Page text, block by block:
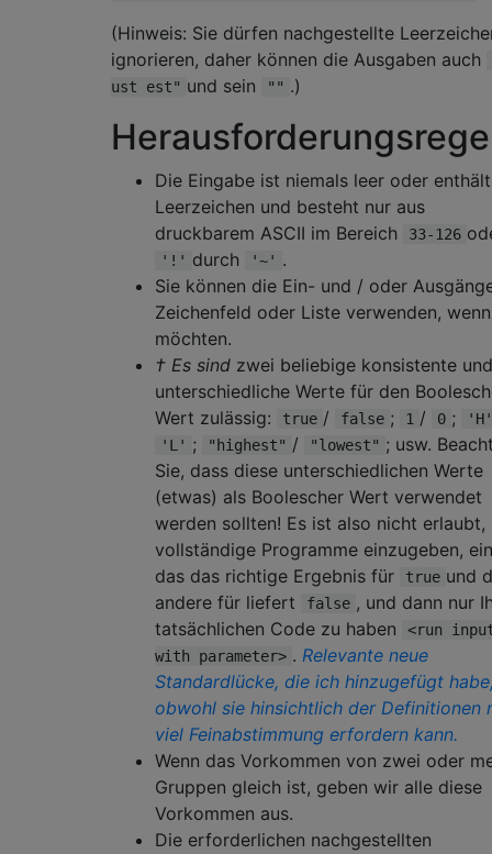
(Hinweis: Sie dürfen nachgestellte
ignorieren, daher können die Ausgaben auch
ust est" und sein "" .)
Die Eingabe ist niemals leer oder enthält
Leerzeichen und besteht nur aus
druckbarem ASCII im Bereich
33-126
'!' durch '~' .
Sie können die Ein- und / oder
Zeichenfeld oder Liste verwenden,
möchten.
† Es sind zwei beliebige konsistente und
unterschiedliche Werte für den
Wert zulässig:
true / false ; 1 / 0 ;
'H'
'L' ; "highest" / "lowest" ; usw.
Sie, dass diese unterschiedlichen Werte
(etwas) als Boolescher Wert verwendet
werden sollten! Es ist also nicht erlaubt,
vollständige Programme einzugeben,
das das richtige Ergebnis für
true und
andere für liefert
false , und dann nur
tatsächlichen Code zu haben
<run
with parameter> . Relevante neue
Standardlücke, die ich hinzugefügt
obwohl sie hinsichtlich der Definitionen
viel Feinabstimmung erfordern kann.
Wenn das Vorkommen von zwei oder
Gruppen gleich ist, geben wir alle diese
Vorkommen aus.
Die erforderlichen nachgestellten